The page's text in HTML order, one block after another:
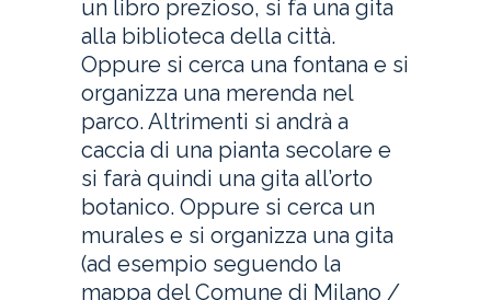
un libro prezioso, si fa una gita
alla biblioteca della città.
Oppure si cerca una fontana e si
organizza una merenda nel
parco. Altrimenti si andrà a
caccia di una pianta secolare e
si farà quindi una gita all’orto
botanico. Oppure si cerca un
murales e si organizza una gita
(ad esempio seguendo la
mappa del Comune di Milano /